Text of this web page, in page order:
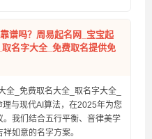
谱吗？周易起名网_宝宝起
名字大全_免费取名提供免
_免费取名大全_取名字大全_
与现代AI算法，在2025年为您
我们结合五行平衡、音律美学
如意的名字方案。